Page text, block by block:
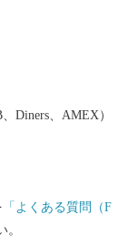
未来につながる
上や多文化理
した。 このほか
Diners、AMEX）
「よくある質問（F